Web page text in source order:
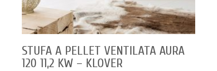
STUFA A PELLET VENTILATA AURA
120 11,2 KW – KLOVER